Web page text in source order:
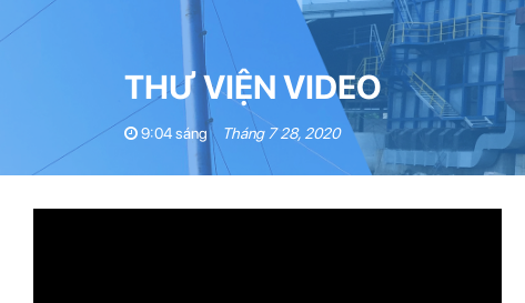
THƯ VIỆN VIDEO
9:04 sáng Tháng 7 28, 2020